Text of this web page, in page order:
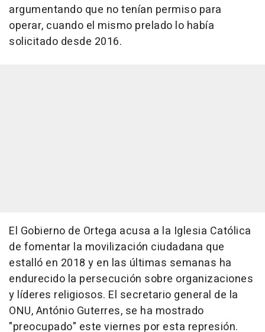
argumentando que no tenían permiso para
operar, cuando el mismo prelado lo había
solicitado desde 2016.
El Gobierno de Ortega acusa a la Iglesia Católica
de fomentar la movilización ciudadana que
estalló en 2018 y en las últimas semanas ha
endurecido la persecución sobre organizaciones
y líderes religiosos. El secretario general de la
ONU, António Guterres, se ha mostrado
"preocupado" este viernes por esta represión.